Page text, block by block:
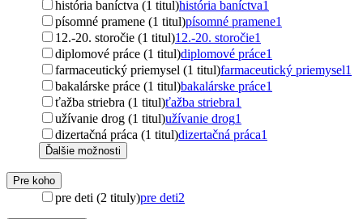
história baníctva (1 titul)história baníctva1
písomné pramene (1 titul)písomné pramene1
12.-20. storočie (1 titul)12.-20. storočie1
diplomové práce (1 titul)diplomové práce1
farmaceutický priemysel (1 titul)farmaceutický priemysel1
bakalárske práce (1 titul)bakalárske práce1
ťažba striebra (1 titul)ťažba striebra1
užívanie drog (1 titul)užívanie drog1
dizertačná práca (1 titul)dizertačná práca1
Ďalšie možnosti
Pre koho
pre deti (2 tituly)pre deti2